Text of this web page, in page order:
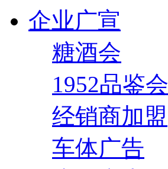
企业广宣
糖酒会
1952品鉴会
经销商加盟
车体广告